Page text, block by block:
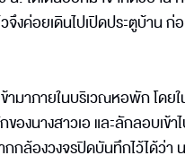
จึงค่อยเดินไปเปิดประตูบ้าน
ามาภายในบริเวณหอพัก โด
องนางสาวเอ และลักลอบเข้
กกล้องวงจรปิดบันทึกไว้ได้ว่